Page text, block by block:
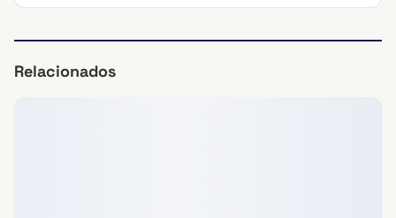
Relacionados